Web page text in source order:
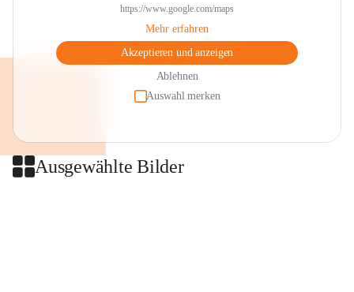
https://www.google.com/maps
Mehr erfahren
Akzeptieren und anzeigen
Ablehnen
Auswahl merken
Ausgewählte Bilder